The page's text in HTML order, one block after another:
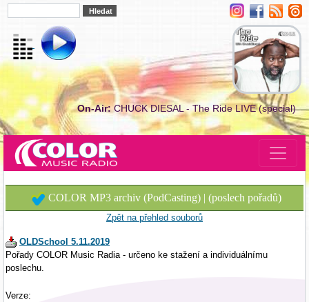
On-Air:CHUCK DIESAL - The Ride LIVE (special)
COLOR MP3 archiv (PodCasting) | (poslech pořadů)
Zpět na přehled souborů
OLDSchool 5.11.2019
Pořady COLOR Music Radia - určeno ke stažení a individuálnímu
poslechu.
Verze: